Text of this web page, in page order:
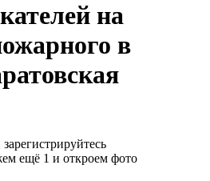
на
в
ещё 1 и откроем фото